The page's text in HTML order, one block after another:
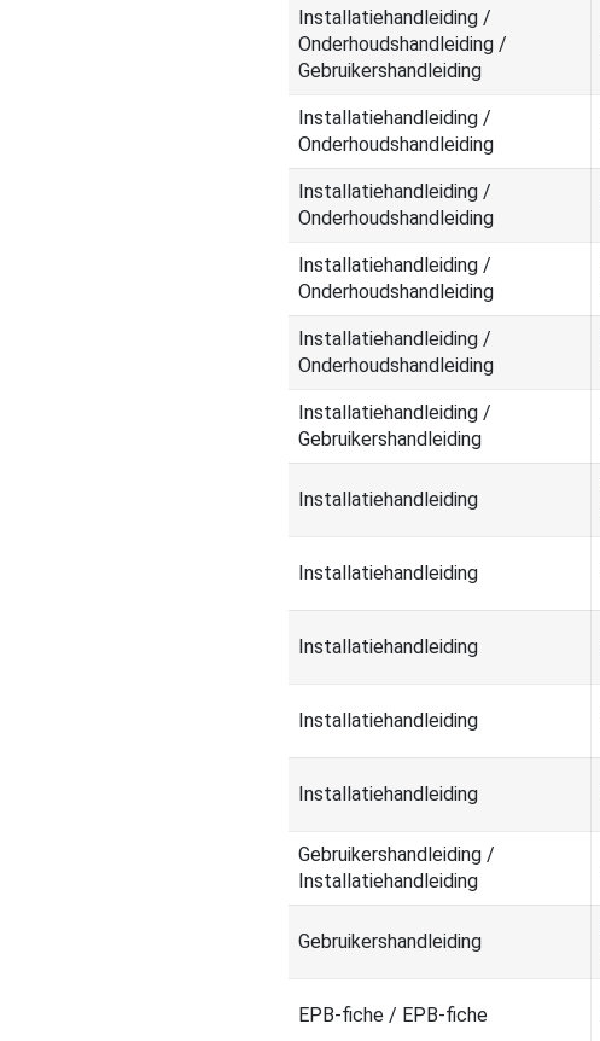
Installatiehandleiding /
Onderhoudshandleiding /
Gebruikershandleiding
Installatiehandleiding /
Onderhoudshandleiding
Installatiehandleiding /
Onderhoudshandleiding
Installatiehandleiding /
Onderhoudshandleiding
Installatiehandleiding /
Onderhoudshandleiding
Installatiehandleiding /
Gebruikershandleiding
Installatiehandleiding
Installatiehandleiding
Installatiehandleiding
Installatiehandleiding
Installatiehandleiding
Gebruikershandleiding /
Installatiehandleiding
Gebruikershandleiding
EPB-fiche / EPB-fiche